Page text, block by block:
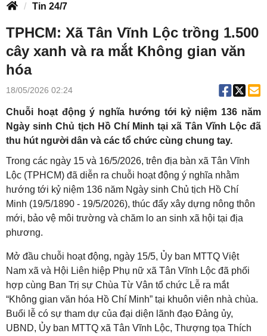
Tin 24/7
TPHCM: Xã Tân Vĩnh Lộc trồng 1.500
cây xanh và ra mắt Không gian văn
hóa
18/05/2026 02:24
Chuỗi hoạt động ý nghĩa hướng tới kỷ niệm 136 năm
Ngày sinh Chủ tịch Hồ Chí Minh tại xã Tân Vĩnh Lộc đã
thu hút người dân và các tổ chức cùng chung tay.
Trong các ngày 15 và 16/5/2026, trên địa bàn xã Tân Vĩnh
Lộc (TPHCM) đã diễn ra chuỗi hoạt động ý nghĩa nhằm
hướng tới kỷ niệm 136 năm Ngày sinh Chủ tịch Hồ Chí
Minh (19/5/1890 - 19/5/2026), thúc đẩy xây dựng nông thôn
mới, bảo vệ môi trường và chăm lo an sinh xã hội tại địa
phương.
Mở đầu chuỗi hoạt động, ngày 15/5, Ủy ban MTTQ Việt
Nam xã và Hội Liên hiệp Phụ nữ xã Tân Vĩnh Lộc đã phối
hợp cùng Ban Trị sự Chùa Từ Vân tổ chức Lễ ra mắt
“Không gian văn hóa Hồ Chí Minh” tại khuôn viên nhà chùa.
Buổi lễ có sự tham dự của đại diện lãnh đạo Đảng ủy,
UBND, Ủy ban MTTQ xã Tân Vĩnh Lộc, Thượng tọa Thích